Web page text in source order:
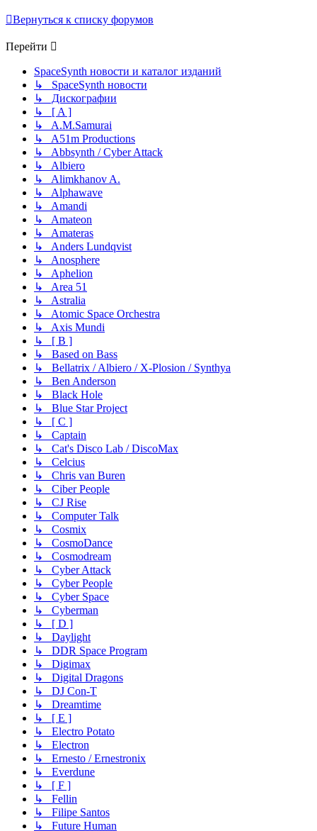
Вернуться к списку форумов
Перейти
SpaceSynth новости и каталог изданий
↳ SpaceSynth новости
↳ Дискографии
↳ [ A ]
↳ A.M.Samurai
↳ A51m Productions
↳ Abbsynth / Cyber Attack
↳ Albiero
↳ Alimkhanov A.
↳ Alphawave
↳ Amandi
↳ Amateon
↳ Amateras
↳ Anders Lundqvist
↳ Anosphere
↳ Aphelion
↳ Area 51
↳ Astralia
↳ Atomic Space Orchestra
↳ Axis Mundi
↳ [ B ]
↳ Based on Bass
↳ Bellatrix / Albiero / X-Plosion / Synthya
↳ Ben Anderson
↳ Black Hole
↳ Blue Star Project
↳ [ C ]
↳ Captain
↳ Cat's Disco Lab / DiscoMax
↳ Celcius
↳ Chris van Buren
↳ Ciber People
↳ CJ Rise
↳ Computer Talk
↳ Cosmix
↳ CosmoDance
↳ Cosmodream
↳ Cyber Attack
↳ Cyber People
↳ Cyber Space
↳ Cyberman
↳ [ D ]
↳ Daylight
↳ DDR Space Program
↳ Digimax
↳ Digital Dragons
↳ DJ Con-T
↳ Dreamtime
↳ [ E ]
↳ Electro Potato
↳ Electron
↳ Ernesto / Ernestronix
↳ Everdune
↳ [ F ]
↳ Fellin
↳ Filipe Santos
↳ Future Human